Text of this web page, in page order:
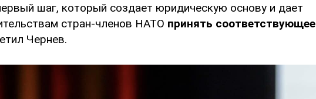
шаг, который создает юридическую основу и дает
стран-членов НАТО принять соответствующее
Чернев.